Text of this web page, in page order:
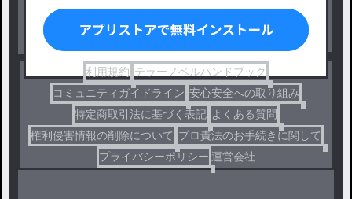
コメディ
利用規約 テラーノベルハンドブック
コミュニティガイドライン 安心安全への取り組み
特定商取引法に基づく表記 よくある質問
権利侵害情報の削除について プロ責法のお手続きに関して
プライバシーポリシー 運営会社